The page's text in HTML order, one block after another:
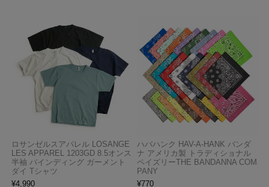
ロサンゼルスアパレル LOSANGE
LES APPAREL 1203GD 8.5オンス
半袖 バインディング ガーメント
ダイ Tシャツ
¥4,990
ハバハンク HAV-A-HANK バンダ
ナ アメリカ製 トラディショナル
ペイズリーTHE BANDANNA COM
PANY
¥770